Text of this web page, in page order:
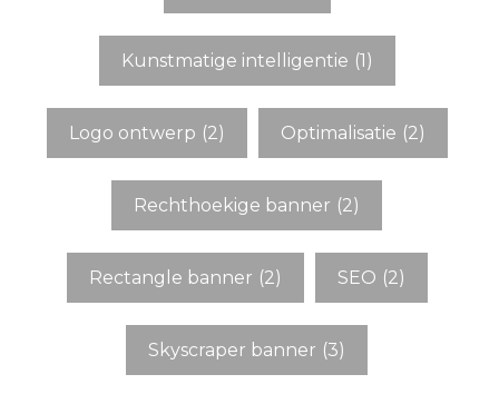
Kunstmatige intelligentie (1)
Logo ontwerp (2) Optimalisatie (2)
Rechthoekige banner (2)
Rectangle banner (2) SEO (2)
Skyscraper banner (3)